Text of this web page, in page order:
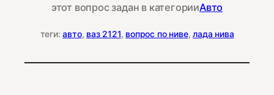
этот вопрос задан в категорииАвто
теги:авто, ваз 2121, вопрос по ниве, лада нива